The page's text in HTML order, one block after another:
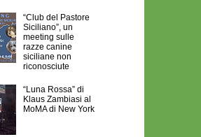
“Club del Pastore
Siciliano”, un
meeting sulle
razze canine
siciliane non
riconosciute
“Luna Rossa” di
Klaus Zambiasi al
MoMA di New York